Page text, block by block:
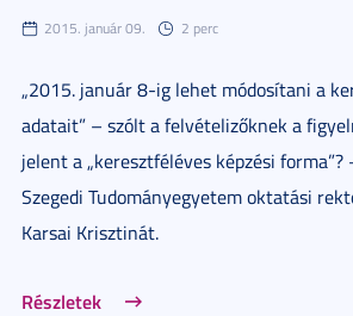
2015. január 09. 2 perc
„2015. január 8-ig lehet módosítani a
adatait” – szólt a felvételizőknek a
jelent a „keresztféléves képzési
Szegedi Tudományegyetem oktatási
Karsai Krisztinát.
Részletek